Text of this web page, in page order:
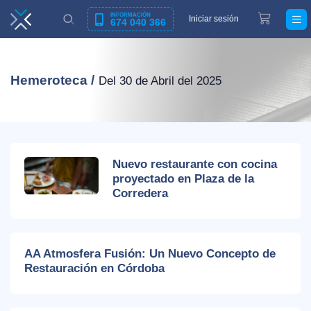
INFORMACIÓN
674 040 366 Iniciar sesión
Hemeroteca / Del 30 de Abril del 2025
Nuevo restaurante con cocina
proyectado en Plaza de la
Corredera
AA Atmosfera Fusión: Un Nuevo Concepto de
Restauración en Córdoba